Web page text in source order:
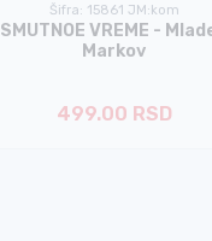
Šifra: 15861 JM:kom
SMUTNOE VREME -
Markov
499.00 RSD